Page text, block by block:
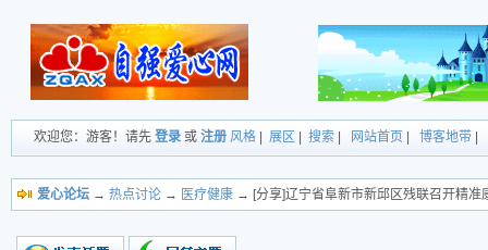
欢迎您：游客！请先 登录 或 注册 风格 展区 搜索 网站首页 博客地带
爱心论坛 → 热点讨论 → 医疗健康 → [分享]辽宁省阜新市新邱区残联召开精准